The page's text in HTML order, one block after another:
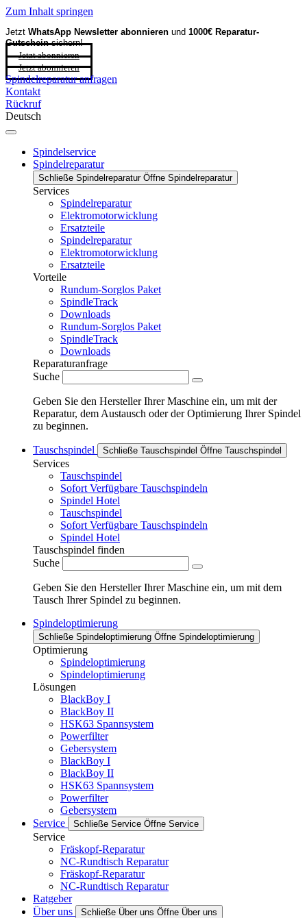
Zum Inhalt springen
Jetzt WhatsApp Newsletter abonnieren und 1000€ Reparatur-
Gutscheinsichern!
Jetzt abonnieren
Jetzt abonnieren
Spindelreparatur anfragen
Kontakt
Rückruf
Deutsch
Spindelservice
Spindelreparatur
Schließe Spindelreparatur Öffne Spindelreparatur
Services
Spindelreparatur
Elektromotorwicklung
Ersatzteile
Spindelreparatur
Elektromotorwicklung
Ersatzteile
Vorteile
Rundum-Sorglos Paket
SpindleTrack
Downloads
Rundum-Sorglos Paket
SpindleTrack
Downloads
Reparaturanfrage
Suche
Geben Sie den Hersteller Ihrer Maschine ein, um mit der
Reparatur, dem Austausch oder der Optimierung Ihrer Spindel
zu beginnen.
Tauschspindel Schließe Tauschspindel Öffne Tauschspindel
Services
Tauschspindel
Sofort Verfügbare Tauschspindeln
Spindel Hotel
Tauschspindel
Sofort Verfügbare Tauschspindeln
Spindel Hotel
Tauschspindel finden
Suche
Geben Sie den Hersteller Ihrer Maschine ein, um mit dem
Tausch Ihrer Spindel zu beginnen.
Spindeloptimierung
Schließe Spindeloptimierung Öffne Spindeloptimierung
Optimierung
Spindeloptimierung
Spindeloptimierung
Lösungen
BlackBoy I
BlackBoy II
HSK63 Spannsystem
Powerfilter
Gebersystem
BlackBoy I
BlackBoy II
HSK63 Spannsystem
Powerfilter
Gebersystem
Service
Schließe Service Öffne Service
Service
Fräskopf-Reparatur
NC-Rundtisch Reparatur
Fräskopf-Reparatur
NC-Rundtisch Reparatur
Ratgeber
Über uns
Schließe Über uns Öffne Über uns